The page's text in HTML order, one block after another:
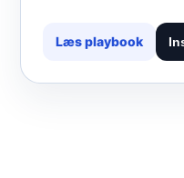
Læs playbook